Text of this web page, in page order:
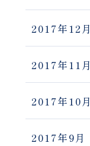
2017年12月
2017年11月
2017年10月
2017年9月